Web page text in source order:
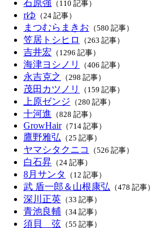
石原強 （110 記事）
rゆ （24 記事）
まつむらまきお （580 記事）
笠居トシヒロ （263 記事）
吉井宏 （1296 記事）
海津ヨシノリ （406 記事）
永吉克之 （298 記事）
茂田カツノリ （159 記事）
上原ゼンジ （280 記事）
十河進 （828 記事）
GrowHair（714 記事）
鷹野雅弘 （25 記事）
ヤマシタクニコ （526 記事）
白石昇 （24 記事）
8月サンタ （12 記事）
武 盾一郎＆山根康弘 （478 記事）
深川正英 （33 記事）
青池良輔 （34 記事）
須貝 弦 （55 記事）